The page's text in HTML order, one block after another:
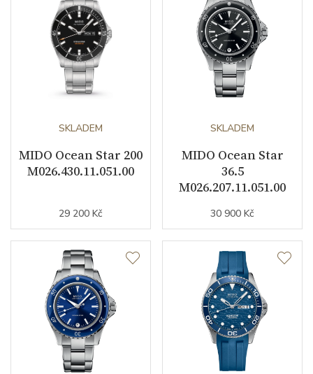
Doplňující údaje
Váha (g)
Záruční doba
SKLADEM
MIDO Ocean Star 200
M026.430.11.051.00
29 200 Kč
SKLADEM
MIDO Ocean Star
36.5
M026.207.11.051.00
30 900 Kč